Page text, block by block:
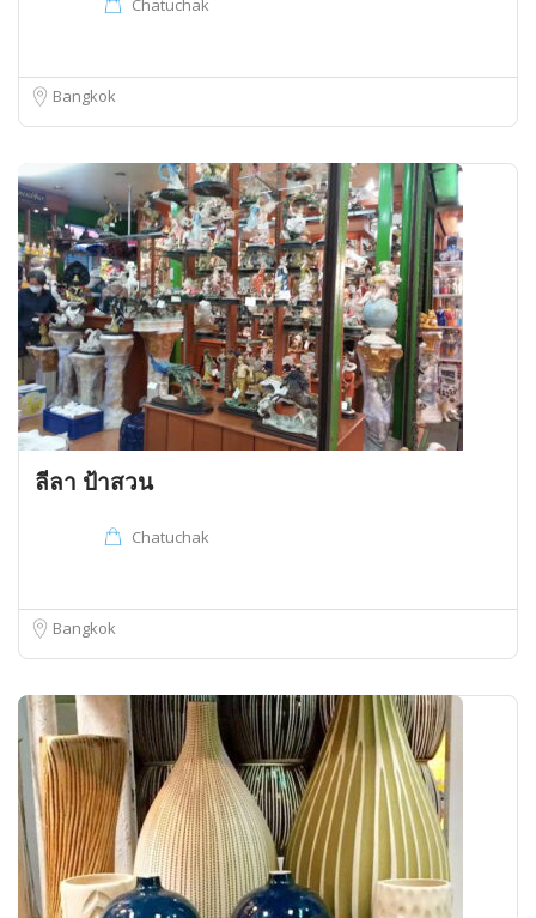
Chatuchak
Bangkok
ลีลา ป้าสวน
Chatuchak
Bangkok